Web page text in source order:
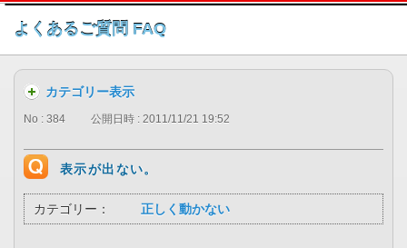
このページの本文へ
よくあるご質問 FAQ
カテゴリー表示
No : 384 公開日時 : 2011/11/21 19:52
表示が出ない。
カテゴリー： 正しく動かない